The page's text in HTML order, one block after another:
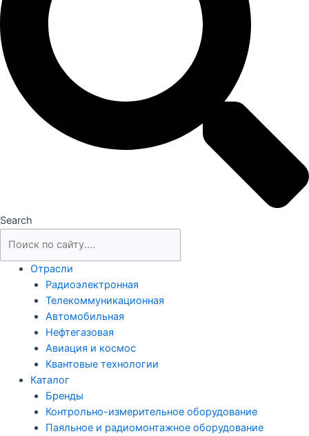
Search
Отрасли
Радиоэлектронная
Телекоммуникационная
Автомобильная
Нефтегазовая
Авиация и космос
Квантовые технологии
Каталог
Бренды
Контрольно-измерительное оборудование
Паяльное и радиомонтажное оборудование